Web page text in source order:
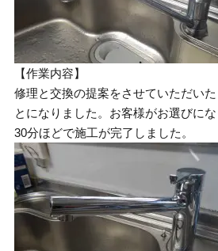
【作業内容】
修理と交換の提案をさせていただい
とになりました。お客様がお選びに
30分ほどで施工が完了しました。